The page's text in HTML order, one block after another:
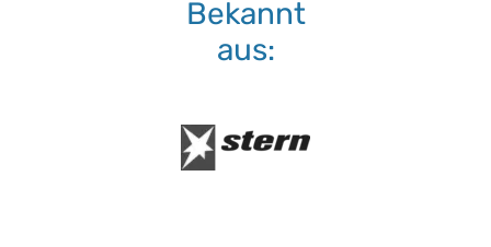
Bekannt
aus: